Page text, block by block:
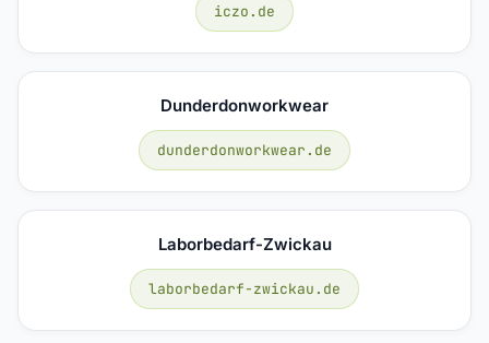
iczo.de
Dunderdonworkwear
dunderdonworkwear.de
Laborbedarf-Zwickau
laborbedarf-zwickau.de